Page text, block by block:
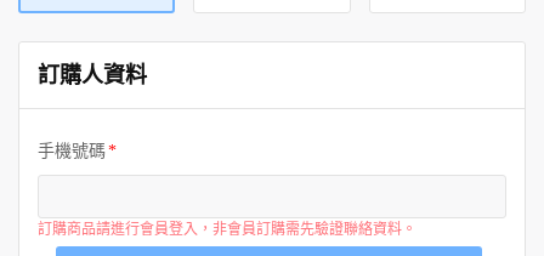
海島假期
韓國
東南亞
訂購人資料
手機號碼
訂購商品請進行會員登入，非會員訂購需先驗證聯絡資料。